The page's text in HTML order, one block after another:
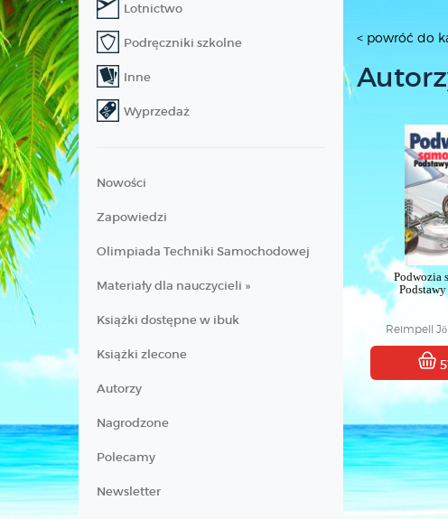
Lotnictwo
Podręczniki szkolne
Inne
Wyprzedaż
Nowości
Zapowiedzi
Olimpiada Techniki Samochodowej
Materiały dla nauczycieli »
Książki dostępne w ibuk
Książki zlecone
Autorzy
Nagrodzone
Polecamy
Newsletter
< powróć do
Podwozia
Reimpell